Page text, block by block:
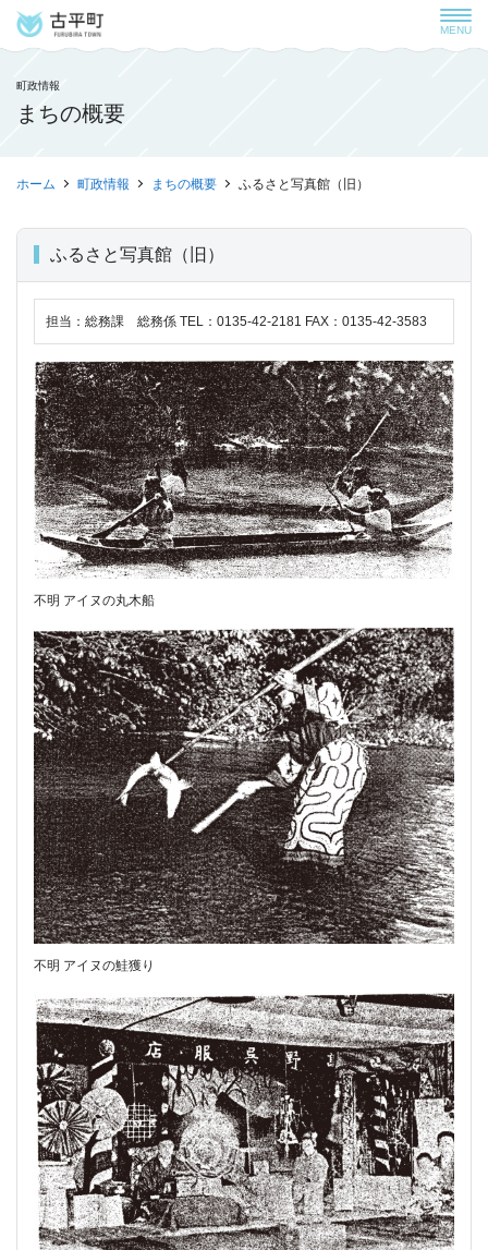
MENU
町政情報
まちの概要
ホーム 町政情報 まちの概要 ふるさと写真館（旧）
ふるさと写真館（旧）
担当：総務課 総務係 TEL：0135-42-2181 FAX：0135-42-3583
不明 アイヌの丸木船
不明 アイヌの鮭獲り